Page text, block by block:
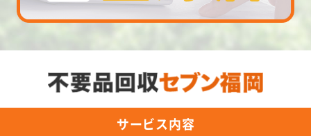
サービス内容